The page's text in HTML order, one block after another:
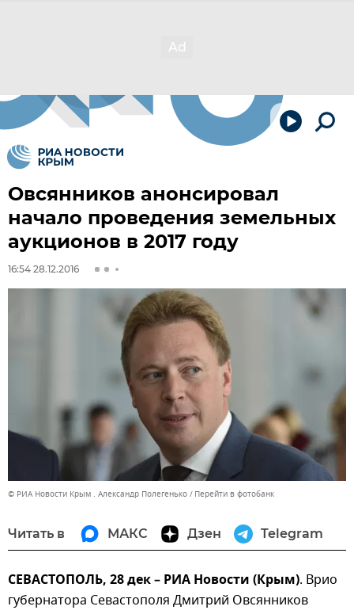
Овсянников анонсировал
начало проведения земельных
аукционов в 2017 году
16:54 28.12.2016
© РИА Новости Крым . Александр Полегенько Перейти в фотобанк
Читать в МАКС Дзен Telegram
СЕВАСТОПОЛЬ, 28 дек – РИА Новости (Крым). Врио
губернатора Севастополя Дмитрий Овсянников